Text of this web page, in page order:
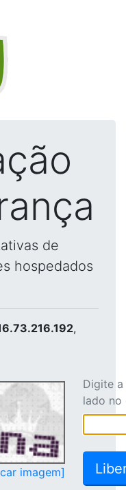
de
hospedados
,
imagem]
Digite
lado no